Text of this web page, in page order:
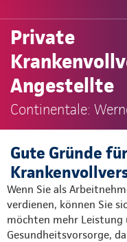
Private
Angestellte
Continentale:
Gute Gründe
Wenn Sie als
verdienen, können Sie
möchten mehr
Gesundheitsvorsorge,